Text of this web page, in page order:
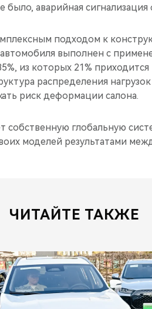
было, аварийная
подходом к
автомобиля выполнен с
из которых 21%
распределения
риск деформации салона.
собственную глобальную
моделей результатами
ЧИТАЙТЕ ТАКЖЕ